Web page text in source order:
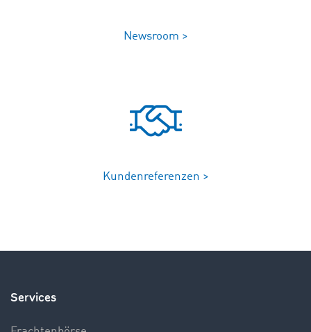
Newsroom >
Kundenreferenzen >
Services